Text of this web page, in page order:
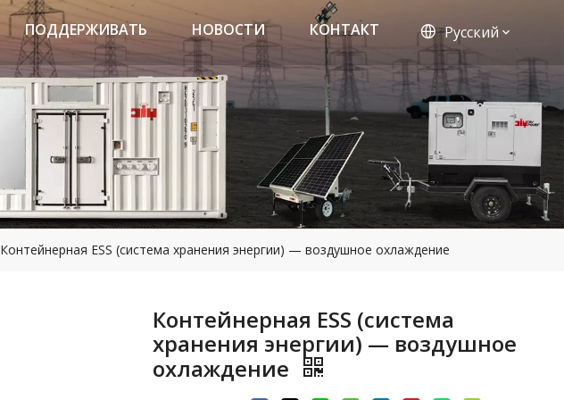
ПОДДЕРЖИВАТЬ НОВОСТИ КОНТАКТ Pусский
Контейнерная ESS (система хранения энергии) — воздушное охлаждение
Контейнерная ESS (система
хранения энергии) — воздушное
охлаждение